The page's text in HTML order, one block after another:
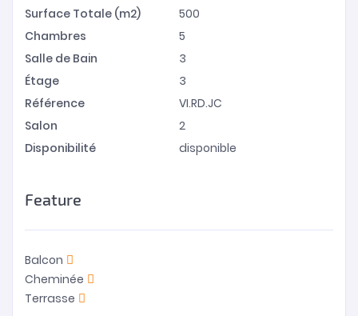
Surface Totale (m2)
500
Chambres
5
Salle de Bain
3
Étage
3
Référence
VI.RD.JC
Salon
2
Disponibilité
disponible
Feature
Balcon
Cheminée
Terrasse